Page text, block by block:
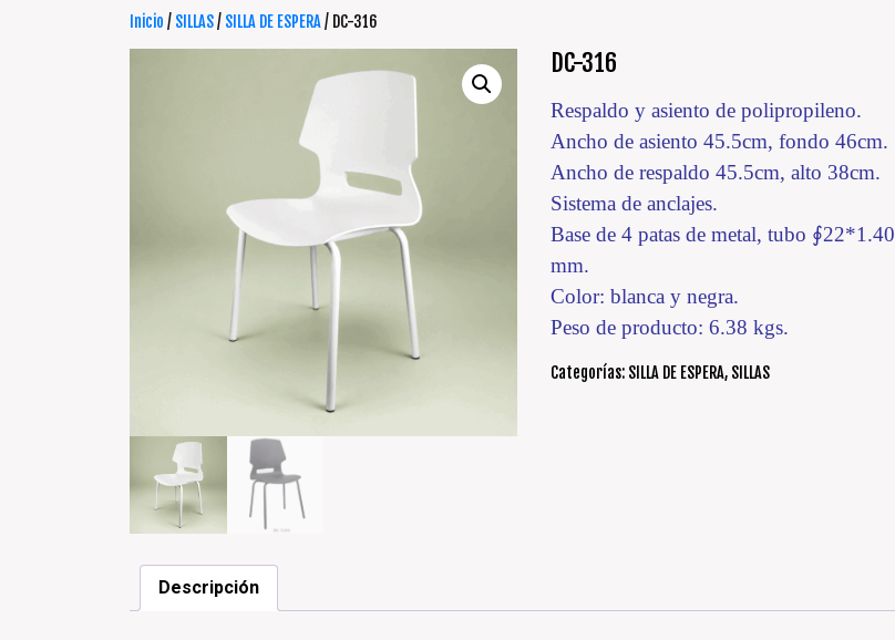
Inicio / SILLAS/ SILLA DE ESPERA/ DC-316
DC-316
Respaldo y asiento de polipropileno.
Ancho de asiento 45.5cm, fondo 46cm.
Ancho de respaldo 45.5cm, alto 38cm.
Sistema de anclajes.
Base de 4 patas de metal, tubo ∮22*1.40
mm.
Color: blanca y negra.
Peso de producto: 6.38 kgs.
Categorías: SILLA DE ESPERA, SILLAS
Descripción